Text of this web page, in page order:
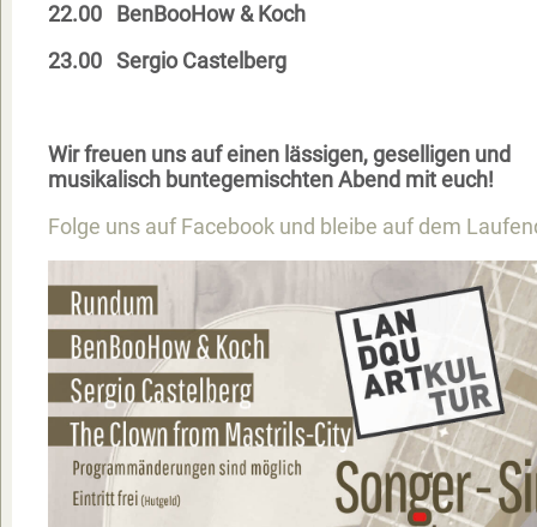
22.00 BenBooHow & Koch
23.00 Sergio Castelberg
Wir freuen uns auf einen lässigen, geselligen und
musikalisch buntegemischten Abend mit euch!
Folge uns auf Facebook und bleibe auf dem